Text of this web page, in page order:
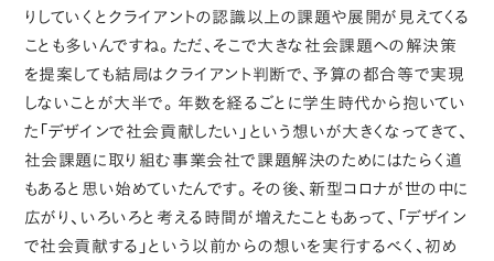
りしていくとクライアントの認識以上の課題や展開が見えてくる
ことも多いんですね。ただ、そこで大きな社会課題への解決策
を提案しても結局はクライアント判断で、予算の都合等で実現
しないことが大半で。年数を経るごとに学生時代から抱いてい
た「デザインで社会貢献したい」という想いが大きくなってきて、
社会課題に取り組む事業会社で課題解決のためにはたらく道
もあると思い始めていたんです。その後、新型コロナが世の中に
広がり、いろいろと考える時間が増えたこともあって、「デザイン
で社会貢献する」という以前からの想いを実行するべく、初め